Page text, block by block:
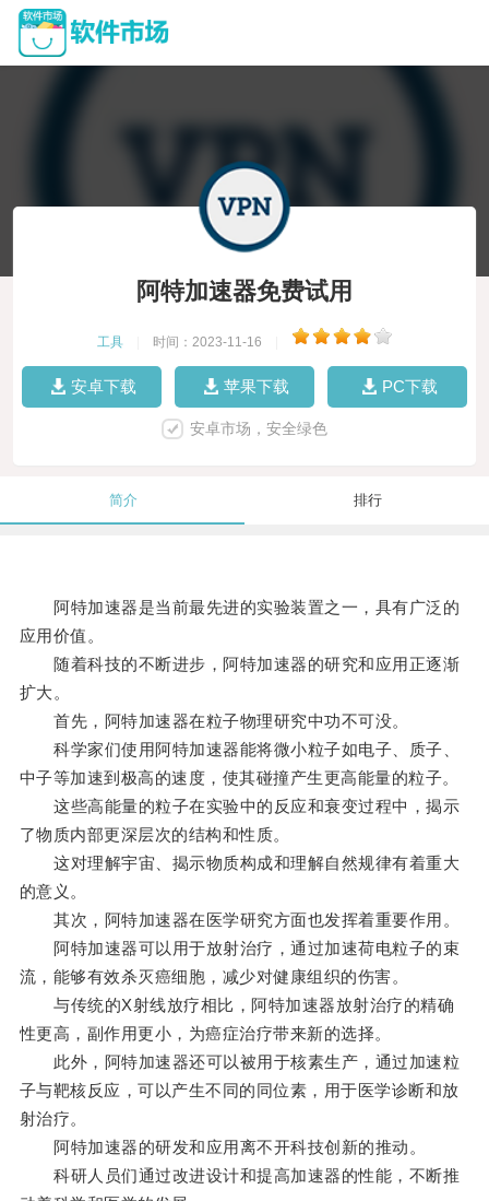
阿特加速器免费试用
工具 时间：2023-11-16
安卓下载 苹果下载 PC下载
安卓市场，安全绿色
简介 排行
阿特加速器是当前最先进的实验装置之一，具有广泛的
应用价值。
随着科技的不断进步，阿特加速器的研究和应用正逐渐
扩大。
首先，阿特加速器在粒子物理研究中功不可没。
科学家们使用阿特加速器能将微小粒子如电子、质子、
中子等加速到极高的速度，使其碰撞产生更高能量的粒子。
这些高能量的粒子在实验中的反应和衰变过程中，揭示
了物质内部更深层次的结构和性质。
这对理解宇宙、揭示物质构成和理解自然规律有着重大
的意义。
其次，阿特加速器在医学研究方面也发挥着重要作用。
阿特加速器可以用于放射治疗，通过加速荷电粒子的束
流，能够有效杀灭癌细胞，减少对健康组织的伤害。
与传统的X射线放疗相比，阿特加速器放射治疗的精确
性更高，副作用更小，为癌症治疗带来新的选择。
此外，阿特加速器还可以被用于核素生产，通过加速粒
子与靶核反应，可以产生不同的同位素，用于医学诊断和放
射治疗。
阿特加速器的研发和应用离不开科技创新的推动。
科研人员们通过改进设计和提高加速器的性能，不断推